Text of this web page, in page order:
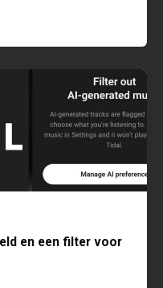
en een filter voor